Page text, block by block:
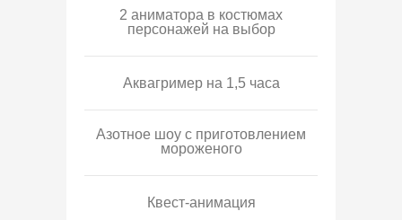
2 аниматора в костюмах
персонажей на выбор
Аквагример на 1,5 часа
Азотное шоу с приготовлением
мороженого
Квест-анимация